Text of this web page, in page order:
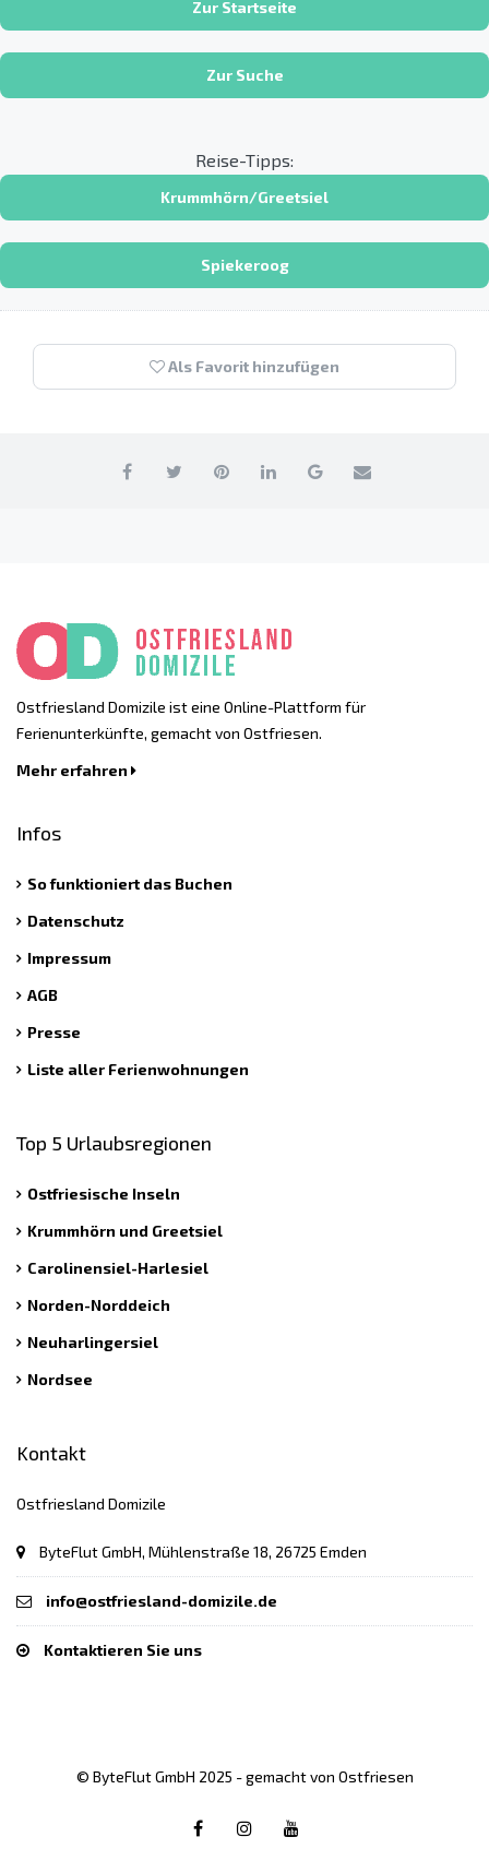
Zur Startseite
Zur Suche
Reise-Tipps:
Krummhörn/Greetsiel
Spiekeroog
Als Favorit hinzufügen
Ostfriesland Domizile ist eine Online-Plattform für
Ferienunterkünfte, gemacht von Ostfriesen.
Mehr erfahren
Infos
So funktioniert das Buchen
Datenschutz
Impressum
AGB
Presse
Liste aller Ferienwohnungen
Top 5 Urlaubsregionen
Ostfriesische Inseln
Krummhörn und Greetsiel
Carolinensiel-Harlesiel
Norden-Norddeich
Neuharlingersiel
Nordsee
Kontakt
Ostfriesland Domizile
ByteFlut GmbH, Mühlenstraße 18, 26725 Emden
info@ostfriesland-domizile.de
Kontaktieren Sie uns
© ByteFlut GmbH 2025 - gemacht von Ostfriesen